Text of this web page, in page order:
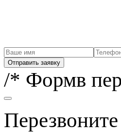
Отправить заявку
/* Формв